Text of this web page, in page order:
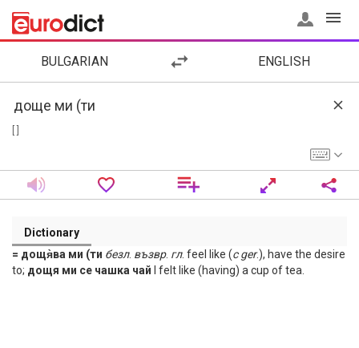
BULGARIAN ENGLISH
Dictionary
= дощя̀ва ми (ти безл. възвр. гл. feel like (с ger.), have the desire
to; дощя ми се чашка чай I felt like (having) a cup of tea.